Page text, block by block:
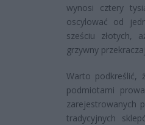
wynosi cztery
oscylować od
sześciu złotych,
grzywny
Warto podkreślić,
podmiotami
zarejestrowanych
tradycyjnych